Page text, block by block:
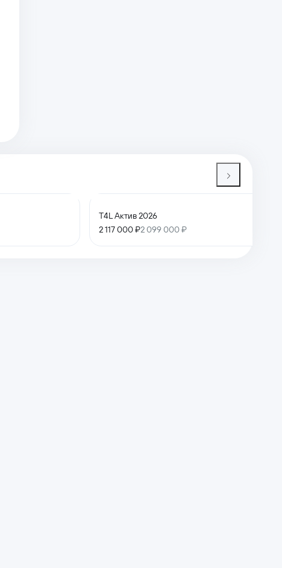
T4L Актив 2026
2 117 000 ₽2 099 000 ₽